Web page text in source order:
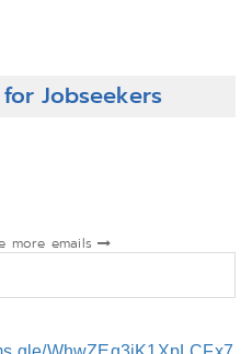
Jobseekers
more emails